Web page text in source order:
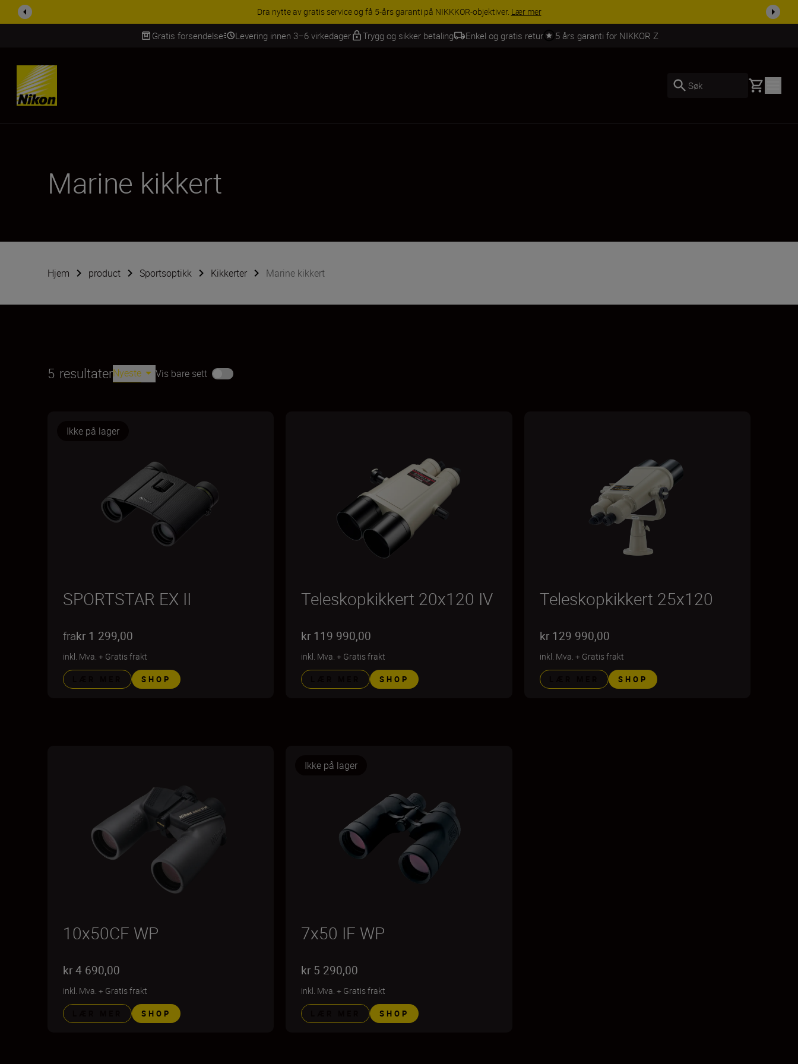
ACCESSORY SAVINGS | Få 15 % rabatt på utvalgt tilbehør, gjør fotoutstyret komplett i dag.
Gratis forsendelse Levering innen 3–6 virkedager Trygg og sikker betaling Enkel og gratis retur 5 års garanti for NIKKOR Z
Skip Content
Søk Basket
Marine kikkert
Hjem product Sportsoptikk Kikkerter Marine kikkert
5 resultaterNyeste Vis bare sett
Ikke på lager
SPORTSTAR EX II
frakr 1 299,00
inkl. Mva. + Gratis frakt
SHOP
Teleskopkikkert 20x120 IV
kr 119 990,00
inkl. Mva. + Gratis frakt
SHOP
Teleskopkikkert 25x120
kr 129 990,00
inkl. Mva. + Gratis frakt
SHOP
10x50CF WP
kr 4 690,00
inkl. Mva. + Gratis frakt
SHOP
Ikke på lager
7x50 IF WP
kr 5 290,00
inkl. Mva. + Gratis frakt
SHOP